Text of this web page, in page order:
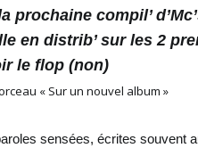
prochaine compil’
en distrib’ sur les 2
le flop (non)
« Sur un nouvel album »
sensées, écrites souvent